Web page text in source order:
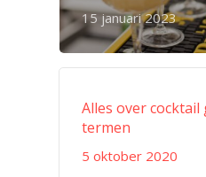
15 januari 2023
Alles over cocktail
termen
5 oktober 2020